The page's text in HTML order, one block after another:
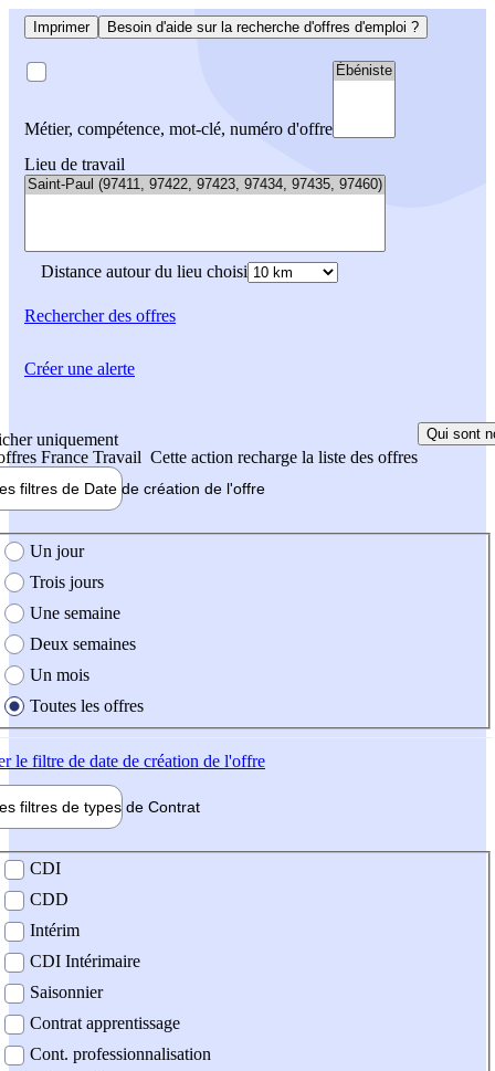
Imprimer Besoin d'aide sur la recherche d'offres d'emploi ?
Métier, compétence, mot-clé, numéro d'offre
Lieu de travail
Distance autour du lieu choisi
Rechercherdes offres
uniquement
France Travail Cette action recharge la liste des offres
Qui sont
filtres de Date de création de l'offre
création de l'offre
Un jour
Trois jours
Une semaine
Deux semaines
Un mois
Toutes les offres
le filtre de date de création de l'offre
filtres de types de Contrat
contrat
CDI
CDD
Intérim
CDI Intérimaire
Saisonnier
Contrat apprentissage
Cont. professionnalisation
Créer une alerte